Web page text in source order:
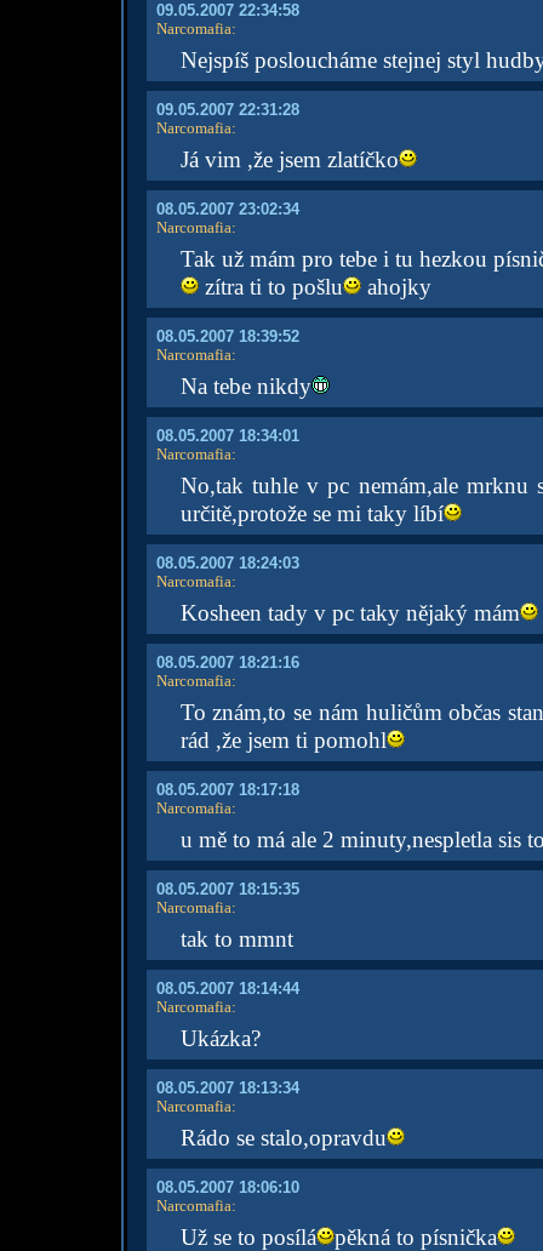
09.05.2007 22:34:58
Narcomafia:
Nejspíš posloucháme stejnej styl
09.05.2007 22:31:28
Narcomafia:
Já vim ,že jsem zlatíčko
08.05.2007 23:02:34
Narcomafia:
Tak už mám pro tebe i tu hezkou
zítra ti to pošlu
ahojky
08.05.2007 18:39:52
Narcomafia:
Na tebe nikdy
08.05.2007 18:34:01
Narcomafia:
No,tak tuhle v pc nemám,ale
určitě,protože se mi taky líbí
08.05.2007 18:24:03
Narcomafia:
Kosheen tady v pc taky nějaký mám
08.05.2007 18:21:16
Narcomafia:
To znám,to se nám huličům občas
rád ,že jsem ti pomohl
08.05.2007 18:17:18
Narcomafia:
u mě to má ale 2 minuty,nespletla sis
08.05.2007 18:15:35
Narcomafia:
tak to mmnt
08.05.2007 18:14:44
Narcomafia:
Ukázka?
08.05.2007 18:13:34
Narcomafia:
Rádo se stalo,opravdu
08.05.2007 18:06:10
Narcomafia:
Už se to posílá pěkná to písnička